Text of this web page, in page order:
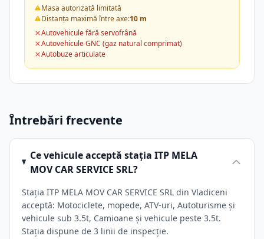
Masa autorizată limitată
Distanța maximă între axe:10 m
Autovehicule fără servofrână
Autovehicule GNC (gaz natural comprimat)
Autobuze articulate
Întrebări frecvente
Ce vehicule acceptă stația ITP MELA
MOV CAR SERVICE SRL?
Stația ITP MELA MOV CAR SERVICE SRL din Vladiceni
acceptă: Motociclete, mopede, ATV-uri, Autoturisme și
vehicule sub 3.5t, Camioane și vehicule peste 3.5t.
Stația dispune de 3 linii de inspecție.